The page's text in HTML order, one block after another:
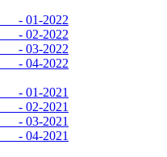
2022
2022
2022
2022
2021
2021
2021
2021